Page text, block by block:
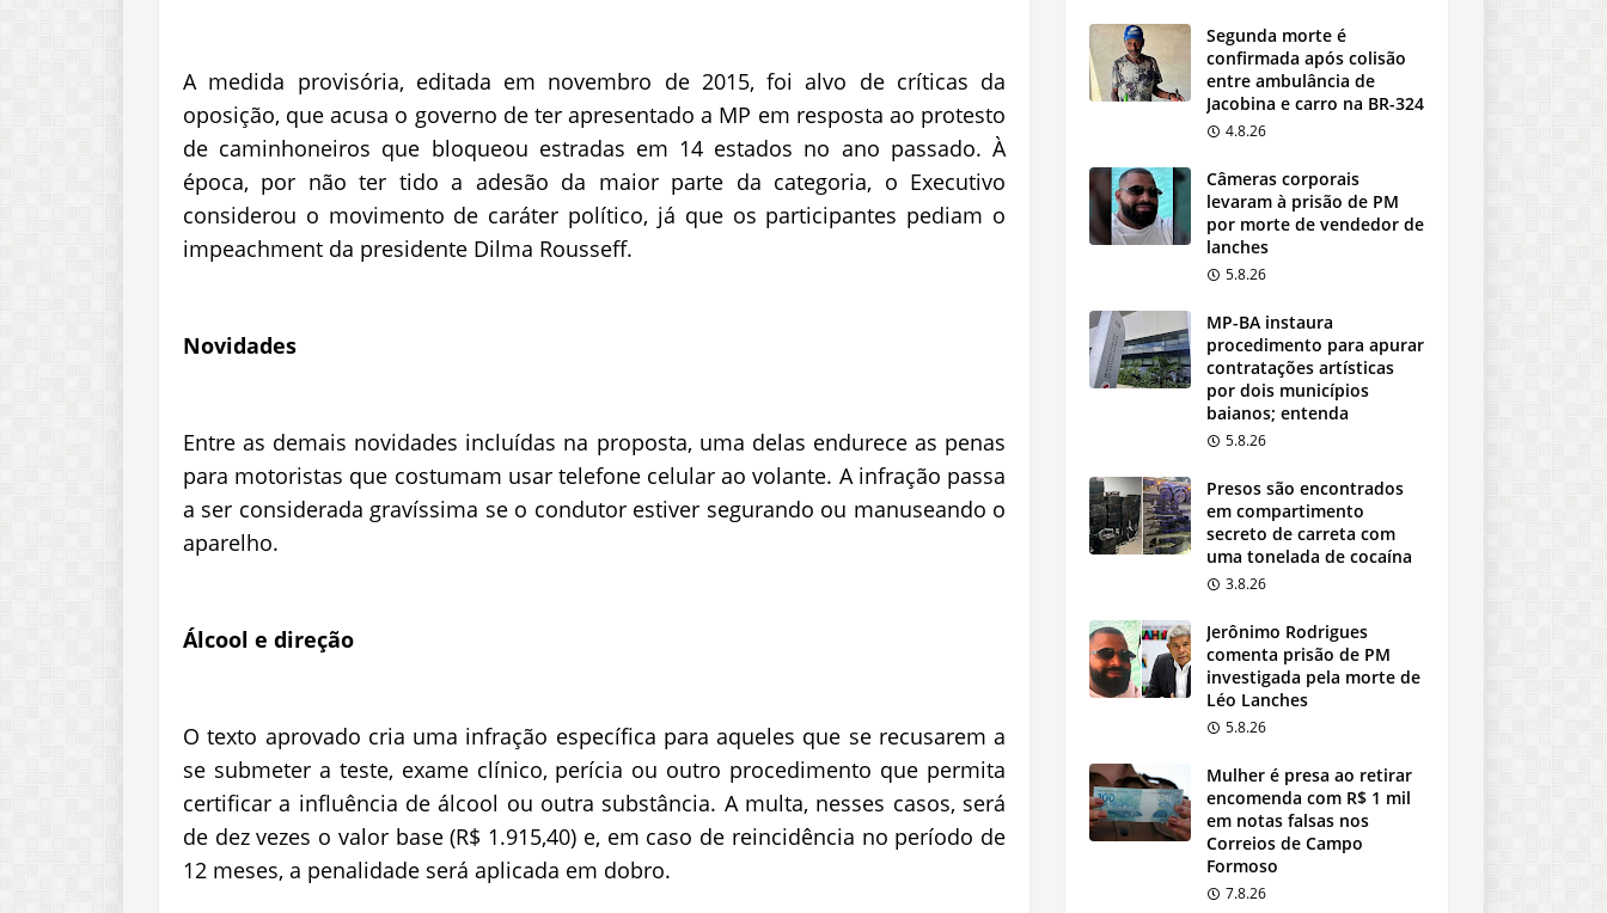
A medida provisória, editada em novembro de 2015, foi alvo de críticas da
oposição, que acusa o governo de ter apresentado a MP em resposta ao protesto
de caminhoneiros que bloqueou estradas em 14 estados no ano passado. À
época, por não ter tido a adesão da maior parte da categoria, o Executivo
considerou o movimento de caráter político, já que os participantes pediam o
impeachment da presidente Dilma Rousseff.
Novidades
Entre as demais novidades incluídas na proposta, uma delas endurece as penas
para motoristas que costumam usar telefone celular ao volante. A infração passa
a ser considerada gravíssima se o condutor estiver segurando ou manuseando o
aparelho.
Álcool e direção
O texto aprovado cria uma infração específica para aqueles que se recusarem a
se submeter a teste, exame clínico, perícia ou outro procedimento que permita
certificar a influência de álcool ou outra substância. A multa, nesses casos, será
de dez vezes o valor base (R$ 1.915,40) e, em caso de reincidência no período de
12 meses, a penalidade será aplicada em dobro.
Segunda morte é
confirmada após colisão
entre ambulância de
Jacobina e carro na BR-324
4.8.26
Câmeras corporais
levaram à prisão de PM
por morte de vendedor de
lanches
5.8.26
MP-BA instaura
procedimento para apurar
contratações artísticas
por dois municípios
baianos; entenda
5.8.26
Presos são encontrados
em compartimento
secreto de carreta com
uma tonelada de cocaína
3.8.26
Jerônimo Rodrigues
comenta prisão de PM
investigada pela morte de
Léo Lanches
5.8.26
Mulher é presa ao retirar
encomenda com R$ 1 mil
em notas falsas nos
Correios de Campo
Formoso
7.8.26